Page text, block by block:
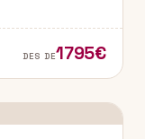
DES DE1795€